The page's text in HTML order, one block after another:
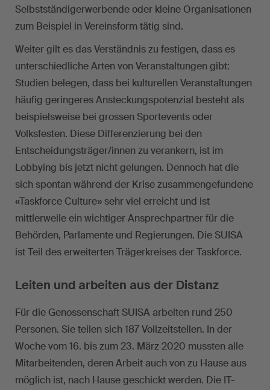
Selbstständigerwerbende oder kleine Organisationen
zum Beispiel in Vereinsform tätig sind.
Weiter gilt es das Verständnis zu festigen, dass es
unterschiedliche Arten von Veranstaltungen gibt:
Studien belegen, dass bei kulturellen Veranstaltungen
häufig geringeres Ansteckungspotenzial besteht als
beispielsweise bei grossen Sportevents oder
Volksfesten. Diese Differenzierung bei den
Entscheidungsträger/innen zu verankern, ist im
Lobbying bis jetzt nicht gelungen. Dennoch hat die
sich spontan während der Krise zusammengefundene
«Taskforce Culture» sehr viel erreicht und ist
mittlerweile ein wichtiger Ansprechpartner für die
Behörden, Parlamente und Regierungen. Die SUISA
ist Teil des erweiterten Trägerkreises der Taskforce.
Leiten und arbeiten aus der Distanz
Für die Genossenschaft SUISA arbeiten rund 250
Personen. Sie teilen sich 187 Vollzeitstellen. In der
Woche vom 16. bis zum 23. März 2020 mussten alle
Mitarbeitenden, deren Arbeit auch von zu Hause aus
möglich ist, nach Hause geschickt werden. Die IT-